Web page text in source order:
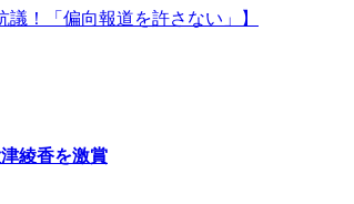
！「偏向報道を許さない」】
綾香を激賞